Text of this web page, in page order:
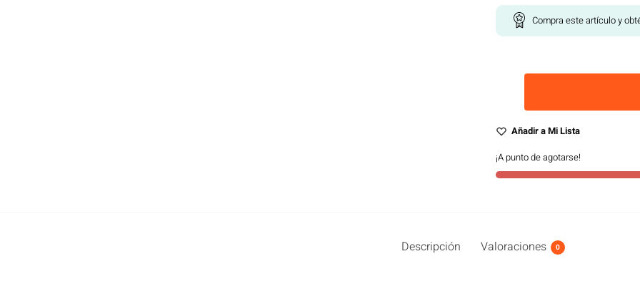
Compra este artículo y
Añadir a Mi Lista
¡A punto de agotarse!
Descripción Valoraciones 0